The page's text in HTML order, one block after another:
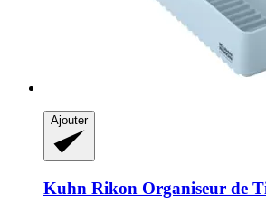
Ajouter
Kuhn Rikon Organiseur de